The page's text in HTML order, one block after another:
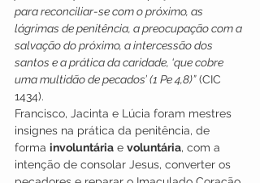
para reconciliar-se com o próximo, as
lágrimas de penitência, a preocupação com a
salvação do próximo, a intercessão dos
santos e a prática da caridade, ‘que cobre
uma multidão de pecados’ (1 Pe 4,8)” (CIC
1434).
Francisco, Jacinta e Lúcia foram mestres
insignes na prática da penitência, de
forma involuntária e voluntária, com a
intenção de consolar Jesus, converter os